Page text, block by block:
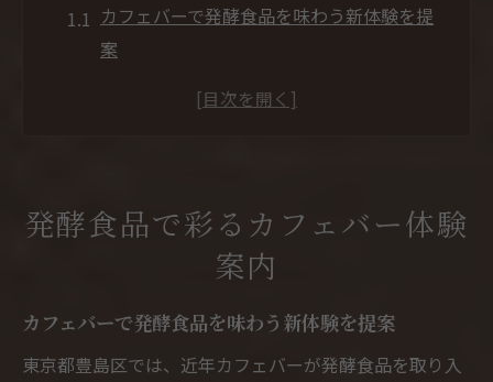
カフェバーで発酵食品を味わう新体験を提
案
発酵食品とカフェバーの融合が生む癒し時
カフェバー利用時の発酵食品おすすめ活用
紹介
体にやさしい発酵食が並ぶくつろぎ空間
発酵食品で彩るカフェバー体験
案内
カフェバーで発酵食品を味わう新体験を提案
東京都豊島区では、近年カフェバーが発酵食品を取り入